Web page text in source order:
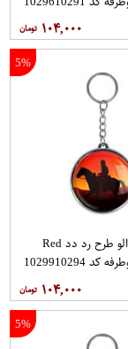
۱۰۴,۰۰۰
5%
جاکلیدی خندالو طرح رد دد Red
۱۰۴,۰۰۰
5%